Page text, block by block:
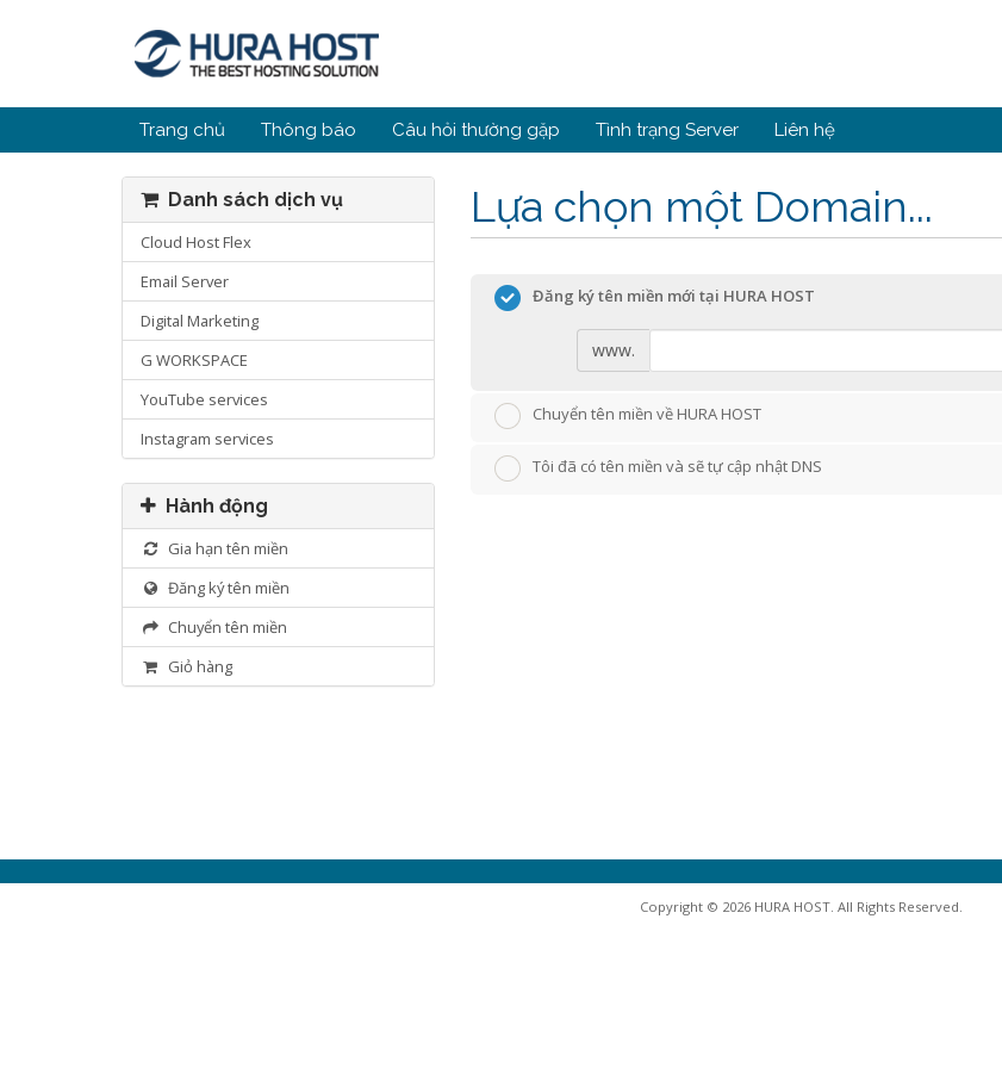
Trang chủ Thông báo Câu hỏi thường gặp Tình trạng Server Liên hệ
Lựa chọn một Domain...
Danh sách dịch vụ
Cloud Host Flex
Email Server
Digital Marketing
G WORKSPACE
YouTube services
Instagram services
Hành động
Gia hạn tên miền
Đăng ký tên miền
Chuyển tên miền
Giỏ hàng
Đăng ký tên miền mới tại HURA HOST
www.
Chuyển tên miền về HURA HOST
Tôi đã có tên miền và sẽ tự cập nhật DNS
Copyright © 2026 HURA HOST. All Rights Reserved.